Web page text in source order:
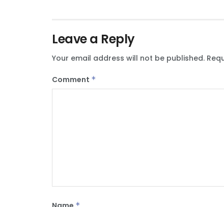
Leave a Reply
Your email address will not be published.
Comment *